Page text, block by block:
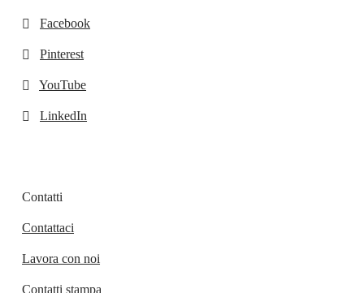
Facebook
Pinterest
YouTube
LinkedIn
Contatti
Contattaci
Lavora con noi
Contatti stampa